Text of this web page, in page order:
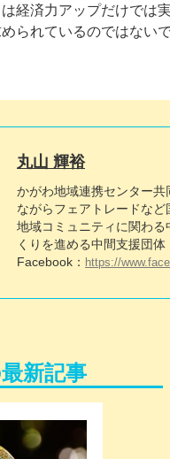
経済力アップだけでは
られているのではない
丸山 輝裕
かがわ地域連携センター
ながらフェアトレードな
地域コミュニティに関わ
くりを進める中間支援団
Facebook： https://
新記事